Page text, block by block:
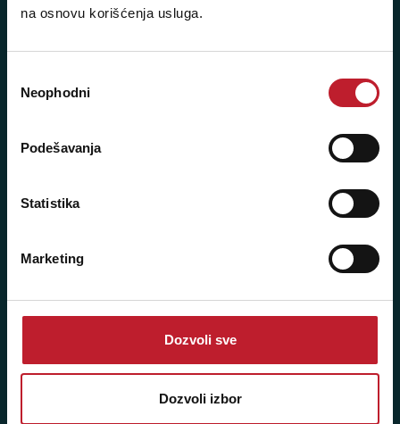
na osnovu korišćenja usluga.
сагласности
Neophodni
Podešavanja
Statistika
Marketing
Dozvoli sve
Dozvoli izbor
+381 11 2688 067
+381 11 2688 068
+381 11 2688 069
Ponedeljak - Petak: 9:00 - 20:00
Nedelja: Ne radimo
+381 11 777 7776